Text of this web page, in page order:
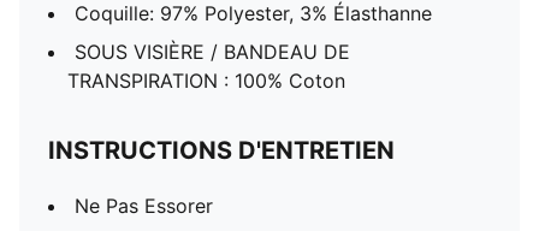
Coquille: 97% Polyester, 3% Élasthanne
SOUS VISIÈRE / BANDEAU DE
TRANSPIRATION : 100% Coton
INSTRUCTIONS D'ENTRETIEN
Ne Pas Essorer